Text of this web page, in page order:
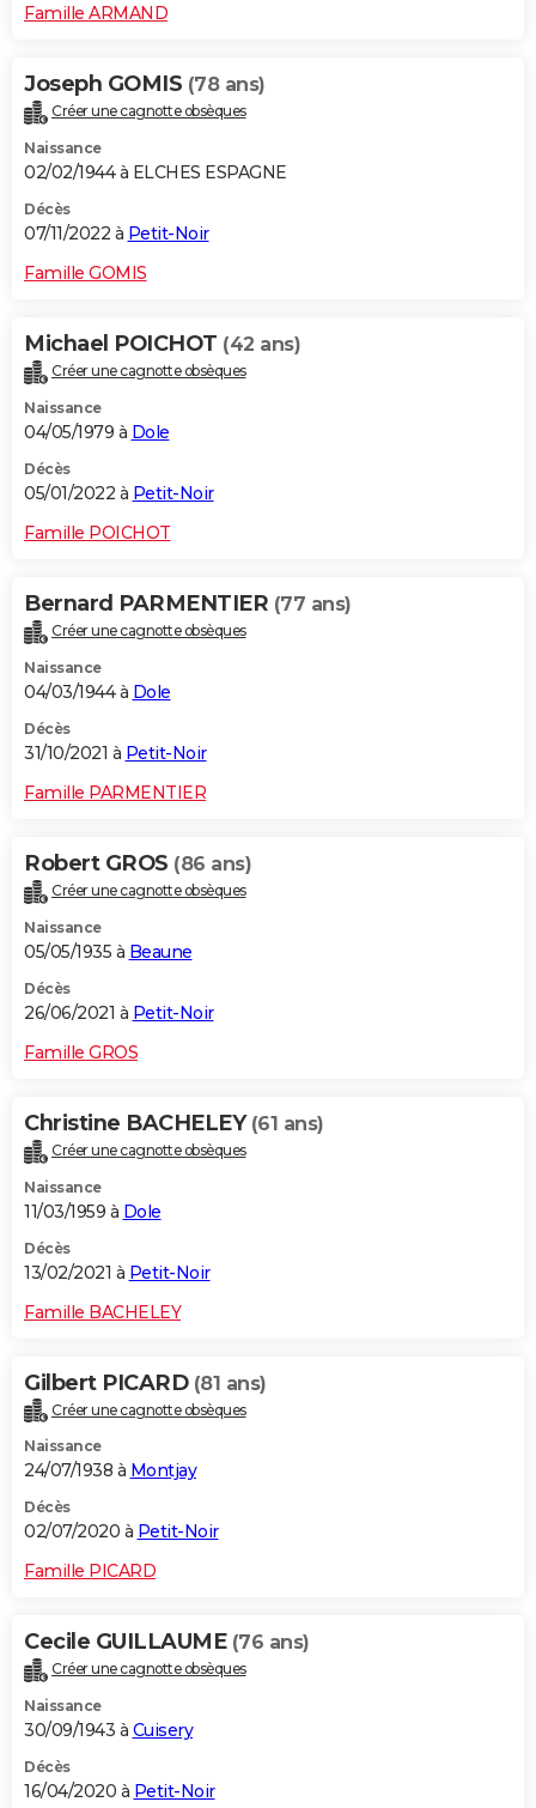
Famille ARMAND
Joseph GOMIS (78 ans)
Créer une cagnotte obsèques
Naissance
02/02/1944 à ELCHES ESPAGNE
Décès
07/11/2022 à Petit-Noir
Famille GOMIS
Michael POICHOT (42 ans)
Créer une cagnotte obsèques
Naissance
04/05/1979 à Dole
Décès
05/01/2022 à Petit-Noir
Famille POICHOT
Bernard PARMENTIER (77 ans)
Créer une cagnotte obsèques
Naissance
04/03/1944 à Dole
Décès
31/10/2021 à Petit-Noir
Famille PARMENTIER
Robert GROS (86 ans)
Créer une cagnotte obsèques
Naissance
05/05/1935 à Beaune
Décès
26/06/2021 à Petit-Noir
Famille GROS
Christine BACHELEY (61 ans)
Créer une cagnotte obsèques
Naissance
11/03/1959 à Dole
Décès
13/02/2021 à Petit-Noir
Famille BACHELEY
Gilbert PICARD (81 ans)
Créer une cagnotte obsèques
Naissance
24/07/1938 à Montjay
Décès
02/07/2020 à Petit-Noir
Famille PICARD
Cecile GUILLAUME (76 ans)
Créer une cagnotte obsèques
Naissance
30/09/1943 à Cuisery
Décès
16/04/2020 à Petit-Noir